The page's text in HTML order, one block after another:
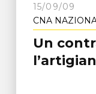
15/09/09
CNA
Un